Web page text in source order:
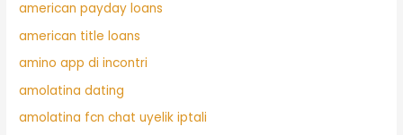
american payday loans
american title loans
amino app di incontri
amolatina dating
amolatina fcn chat uyelik iptali